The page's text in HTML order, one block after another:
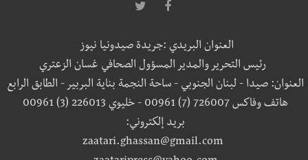
العنوان البريدي :جريدة صيدونيا نيوز
رئيس التحرير والمدير المسؤول الصحافي غسان الزعتري
العنوان: صيدا - لبنان الجنوبي - ساحة النجمة بناية البربير - الطابق الرابع
هاتف وفاكس 726007 (7) 00961 - خليوي 226013 (3) 00961
بريد إلكتروني:
zaatari.ghassan@gmail.com